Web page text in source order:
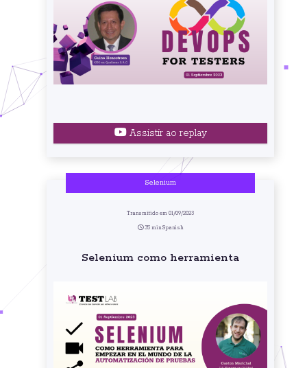
Assistir ao replay
Selenium
Transmitido em 01/09/2023
35 min Spanish
Selenium como herramienta